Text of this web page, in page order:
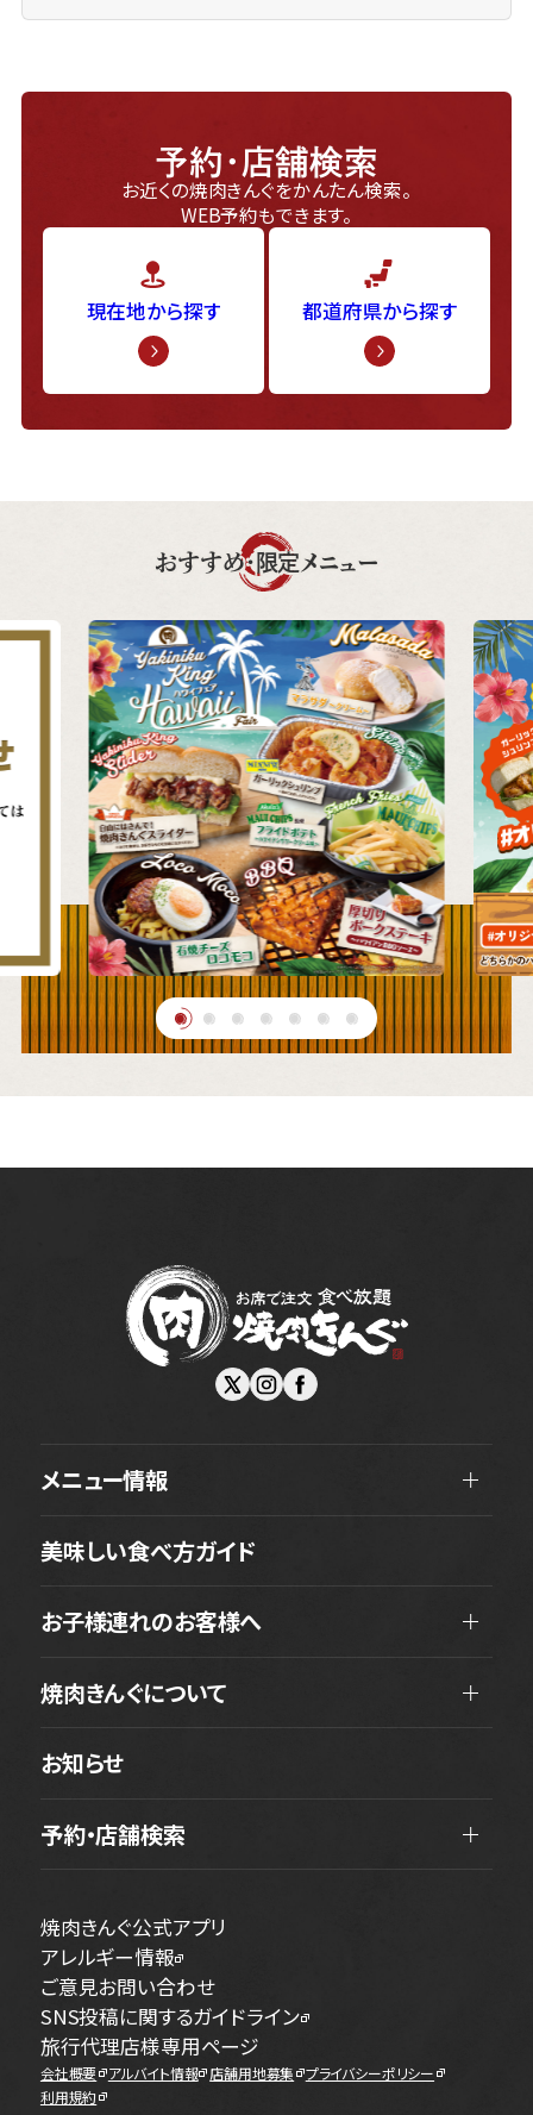
予約・店舗検索
お近くの焼肉きんぐをかんたん検索。
WEB予約もできます。
現在地から探す 都道府県から探す
おすすめ・限定メニュー
メニュー情報
美味しい食べ方ガイド
お子様連れのお客様へ
焼肉きんぐについて
お知らせ
予約・店舗検索
焼肉きんぐ公式アプリ
アレルギー情報
ご意見お問い合わせ
SNS投稿に関するガイドライン
旅行代理店様専用ページ
会社概要 アルバイト情報 店舗用地募集
プライバシーポリシー
利用規約